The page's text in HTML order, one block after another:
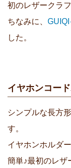
初のレザークラ
ちなみに、
した。
イヤホンコー
シンプルな長方
す。
イヤホンホルダ
簡単♪最初のレザ